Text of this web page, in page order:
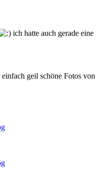
ich hatte auch gerade eine
geil schöne Fotos von